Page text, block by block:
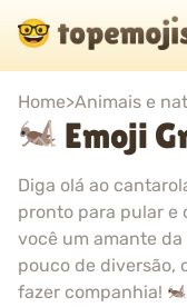
Home>Animais e
Emoji
Diga olá ao
pronto para pular e
você um amante
pouco de diversão,
fazer companhia!